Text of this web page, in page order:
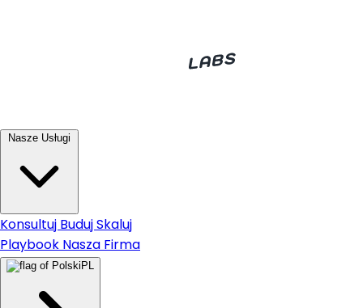
Konsultuj BudujSkaluj
Playbook Nasza Firma
PL